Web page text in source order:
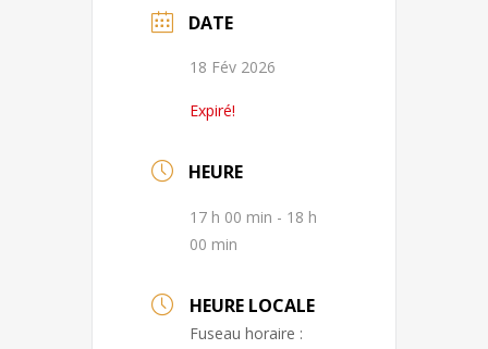
DATE
18 Fév 2026
Expiré!
HEURE
17 h 00 min - 18 h
00 min
HEURE LOCALE
Fuseau horaire :